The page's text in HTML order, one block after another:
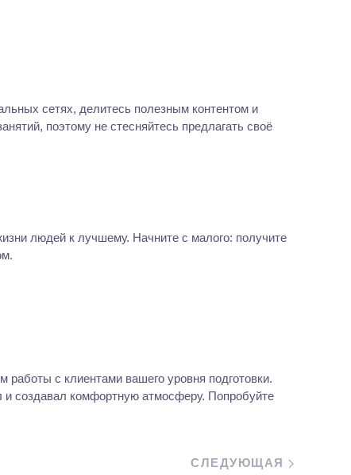
сетях, делитесь полезным контентом и
поэтому не стесняйтесь предлагать своё
людей к лучшему. Начните с малого: получите
с клиентами вашего уровня подготовки.
создавал комфортную атмосферу. Попробуйте
СЛЕДУЮЩАЯ